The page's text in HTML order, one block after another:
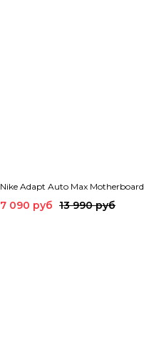
Nike Adapt Auto Max Motherboard
7 090 руб 13 990 руб